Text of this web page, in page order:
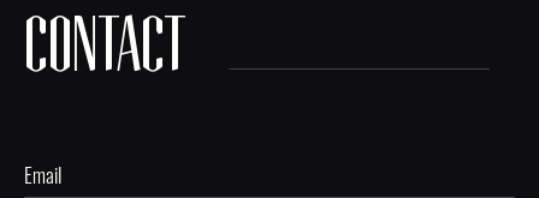
CONTACT
Email